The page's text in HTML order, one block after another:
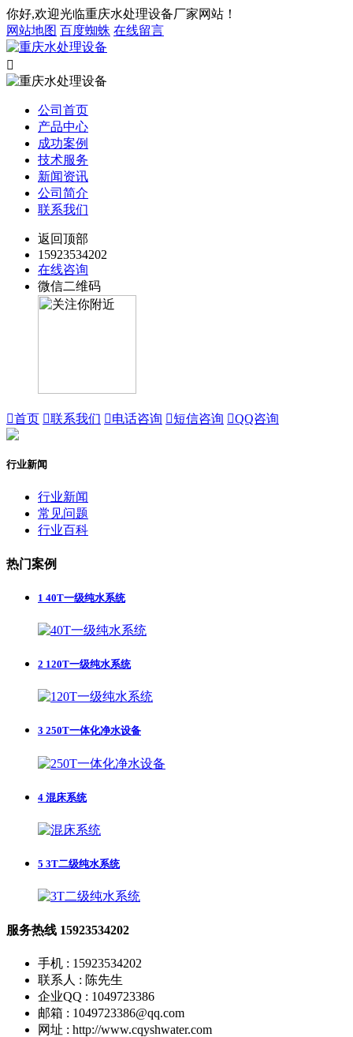
你好,欢迎光临重庆水处理设备厂家网站！
网站地图 百度蜘蛛 在线留言

公司首页
产品中心
成功案例
技术服务
新闻资讯
公司简介
联系我们
返回顶部
15923534202
在线咨询
微信二维码
首页 联系我们 电话咨询 短信咨询 QQ咨询
行业新闻
行业新闻
常见问题
行业百科
热门案例
1 40T一级纯水系统
2 120T一级纯水系统
3 250T一体化净水设备
4 混床系统
5 3T二级纯水系统
服务热线 15923534202
手机 : 15923534202
联系人 : 陈先生
企业QQ : 1049723386
邮箱 : 1049723386@qq.com
网址 : http://www.cqyshwater.com